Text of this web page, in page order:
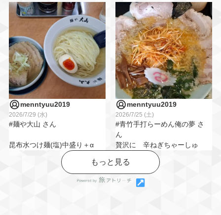
「しまだやラーメン」へ行
ってきました😊
透き通ったスープに
つるっとした麺。
シンプルだけど
また食べたくなる味でした✨
餃子も一緒に注文🥟
ラーメンと餃子の組み合わ
やっぱり外せない…！
テーブル席のみですが、
佐野ニボラーメン
初めはやさしい煮干感が
段々増していく
強縮れの太麺はぷりっと
で、すいとんぽさもある
変化を楽しめる🍜美味しか
ったです😆👍️
#おいでよ佐野市 #田村屋 #
さのうま
menntyuu2019
2026/7/29 (水)
#麺や大山 さん
昆布水つけ麺(塩)中盛り＋α
カウンターで味わう至福の
menntyuu2019
2026/7/25 (土)
#青竹手打らーめん俺の夢 さ
ん
贅沢に 辛ねぎちゃーしゅ
おすすめ！の ミニソース
カツ丼セット(全然ミニじゃ
ーないけど😆)
もっと見る